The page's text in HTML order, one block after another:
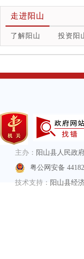
走进阳山
了解阳山 投资阳
主办： 阳山县人民政
粤公网安备
技术支持： 阳山县经